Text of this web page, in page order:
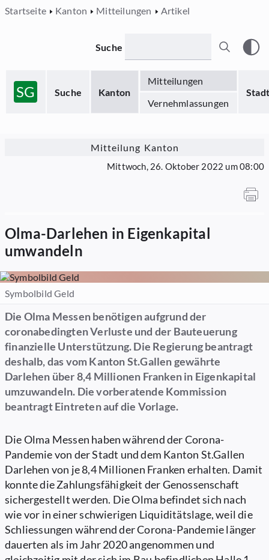
Startseite Kanton Mitteilungen Artikel
SG Suche Kanton
Mitteilungen
Stadt
Vernehmlassungen
Suche
Mitteilung Kanton
Mittwoch, 26. Oktober 2022 um 08:00
Olma-Darlehen in Eigenkapital
umwandeln
Symbolbild Geld
Die Olma Messen benötigen aufgrund der
coronabedingten Verluste und der Bauteuerung
finanzielle Unterstützung. Die Regierung beantragt
deshalb, das vom Kanton St.Gallen gewährte
Darlehen über 8,4 Millionen Franken in Eigenkapital
umzuwandeln. Die vorberatende Kommission
beantragt Eintreten auf die Vorlage.
Die Olma Messen haben während der Corona-
Pandemie von der Stadt und dem Kanton St.Gallen
Darlehen von je 8,4 Millionen Franken erhalten. Damit
konnte die Zahlungsfähigkeit der Genossenschaft
sichergestellt werden. Die Olma befindet sich nach
wie vor in einer schwierigen Liquiditätslage, weil die
Schliessungen während der Corona-Pandemie länger
dauerten als im Jahr 2020 angenommen und